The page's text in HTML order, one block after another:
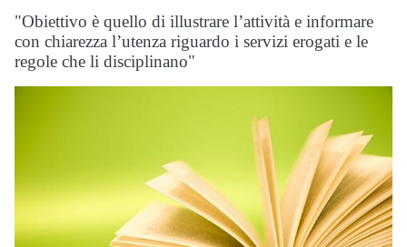
"Obiettivo è quello di illustrare l’attività e informare
con chiarezza l’utenza riguardo i servizi erogati e le
regole che li disciplinano"